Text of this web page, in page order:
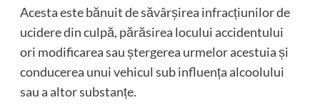
Acesta este bănuit de săvârșirea infracțiunilor de
ucidere din culpă, părăsirea locului accidentului
ori modificarea sau ștergerea urmelor acestuia și
conducerea unui vehicul sub influența alcoolului
sau a altor substanțe.